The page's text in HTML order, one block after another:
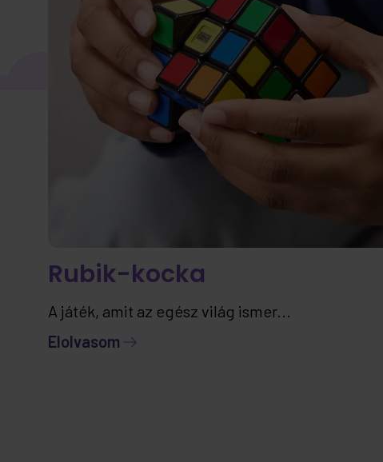
Rubik-kocka
A játék, amit az egész világ ismer...
Elolvasom